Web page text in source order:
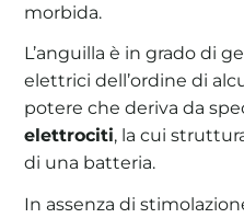
morbida.
L’anguilla è in grado di
elettrici dell’ordine di
potere che deriva da
elettrociti, la cui
di una batteria.
In assenza di